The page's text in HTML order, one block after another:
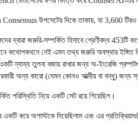
উপসেটের দিকে তাকায়, যা 3,600
দ্বারা জরুরি-সম্পর্কিত হিসাবে শ্রেণীবদ্ধ 453টি
কথোপকথনে নেই এমন তথ্য জরুরি অবস্থার ইঙ্গিত
ন্যায্য তুলনা বজায় রাখার জন্য অ-ইংরেজি
অন্য কারো (যেমন কোনও আত্মীয় বা বন্ধু) জন্য
পরিস্থিতি নিয়ে একটি সেট রয়ে গিয়েছিল।
করে অগাস্টকে দিয়েছিলাম এবং এর